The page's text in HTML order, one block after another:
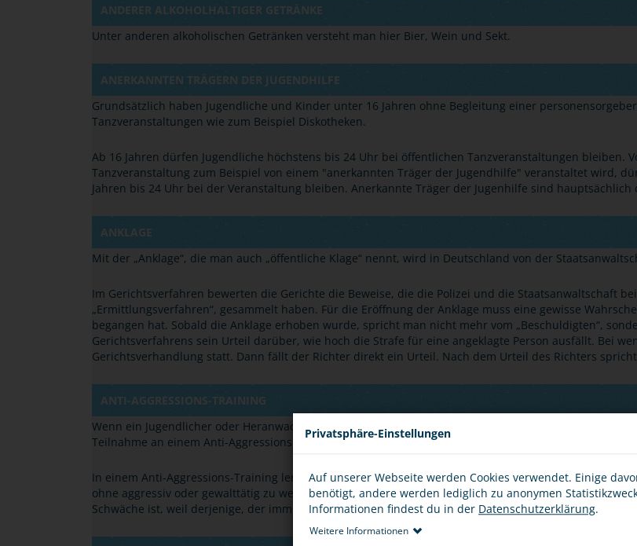
ANDERER ALKOHOLHALTIGER GETRÄNKE
Unter anderen alkoholischen Getränken versteht man hier Bier, Wein und Sekt.
ANERKANNTEN TRÄGERN DER JUGENDHILFE
Grundsätzlich haben Jugendliche und Kinder unter 16 Jahren ohne Begleitung einer
Tanzveranstaltungen wie zum Beispiel Diskotheken.
Ab 16 Jahren dürfen Jugendliche höchstens bis 24 Uhr bei öffentlichen Tanzveranstaltungen bleiben.
Tanzveranstaltung zum Beispiel von einem "anerkannten Träger der Jugendhilfe" veranstaltet wird,
Jahren bis 24 Uhr bei der Veranstaltung bleiben. Anerkannte Träger der Jugenhilfe sind hauptsächlich
ANKLAGE
Mit der „Anklage“, die man auch „öffentliche Klage“ nennt, wird in Deutschland von der
Im Gerichtsverfahren bewerten die Gerichte die Beweise, die die Polizei und die Staatsanwaltschaft
„Ermittlungsverfahren“, gesammelt haben. Für die Eröffnung der Anklage muss eine gewisse
begangen hat. Sobald die Anklage erhoben wurde, spricht man nicht mehr vom „Beschuldigten“,
Gerichtsverfahrens sein Urteil darüber, wie hoch die Strafe für eine angeklagte Person ausfällt. Bei
Gerichtsverhandlung statt. Dann fällt der Richter direkt ein Urteil. Nach dem Urteil des Richters
ANTI-AGGRESSIONS-TRAINING
Wenn ein Jugendlicher oder Heranwachsender bei einer Straftat besonders gewalttätig oder
Teilnahme an einem Anti-Aggressions-Training auferlegen, auch Anti-Aggressivitäts-Training oder
In einem Anti-Aggressions-Training lernt man durch gedankliche und körperliche Übungen in einer
ohne aggressiv oder gewalttätig zu werden, und wie man Aggressionen richtig abbauen kann. Man
Schwäche ist, weil derjenige, der immer gleich zuschlägt, nicht stark genug ist, richtige Lösungen für
Privatsphäre-Einstellungen
Auf unserer Webseite werden Cookies verwendet. Einige
benötigt, andere werden lediglich zu anonymen
Informationen findest du in der Datenschutzerklärung.
Weitere Informationen